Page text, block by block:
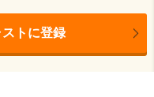
トに登録